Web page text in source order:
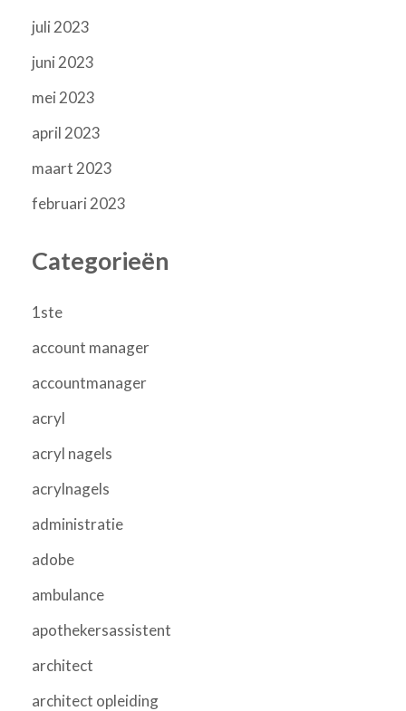
juli 2023
juni 2023
mei 2023
april 2023
maart 2023
februari 2023
Categorieën
1ste
account manager
accountmanager
acryl
acryl nagels
acrylnagels
administratie
adobe
ambulance
apothekersassistent
architect
architect opleiding